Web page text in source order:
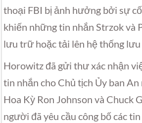
thoại FBI bị ảnh hưởng bởi sự
khiến những tin nhắn Strzok và
lưu trữ hoặc tải lên hệ thống
Horowitz đã gửi thư xác nhận
tin nhắn cho Chủ tịch Ủy ban
Hoa Kỳ Ron Johnson và Chuck
người đã yêu cầu công bố các